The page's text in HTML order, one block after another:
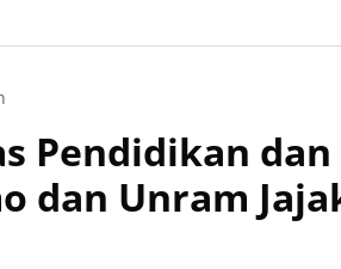
Pendidikan dan
dan Unram